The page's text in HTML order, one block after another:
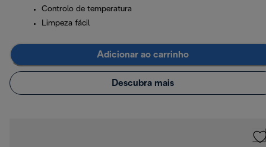
Controlo de temperatura
Limpeza fácil
Adicionar ao carrinho
Descubra mais